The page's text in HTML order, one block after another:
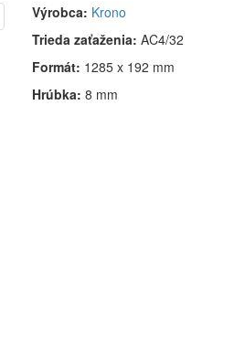
Výrobca: Krono
Trieda zaťaženia:AC4/32
Formát: 1285 x 192 mm
Hrúbka: 8 mm